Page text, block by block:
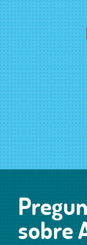
sobre